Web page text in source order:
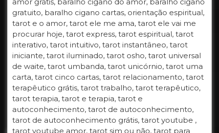
gratuito, baralho cigano cartas, orientação espiritual,
tarot e o amor, tarot ele me ama, tarot ele vai me
procurar hoje, tarot express, tarot espiritual, tarot
interativo, tarot intuitivo, tarot instantâneo, tarot
iniciante, tarot iluminado, tarot osho, tarot universal
de waite, tarot umbanda, tarot unicórnio, tarot uma
carta, tarot cinco cartas, tarot relacionamento, tarot
terapêutico grátis, tarot trabalho, tarot terapêutico,
tarot terapia, tarot e terapia, tarot e
autoconhecimento, tarot de autoconhecimento,
tarot de autoconhecimento grátis, tarot youtube ,
tarot youtube amor, tarot sim ou não, tarot para